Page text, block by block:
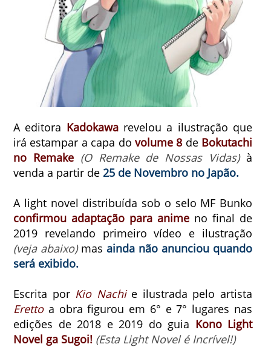
A editora Kadokawarevelou a ilustração que
irá estampar a capa do volume 8 de Bokutachi
no Remake (O Remake de Nossas Vidas) à
venda a partir de 25 de Novembro no Japão.
A light novel distribuída sob o selo MF Bunko
confirmou adaptação para anime no final de
2019 revelando primeiro vídeo e ilustração
(veja abaixo) masainda não anunciou quando
será exibido.
Escrita por Kio Nachie ilustrada pelo artista
Erettoa obra figurou em 6° e 7° lugares nas
edições de 2018 e 2019 do guia Kono Light
Novel ga Sugoi! (Esta Light Novel é Incrível!)